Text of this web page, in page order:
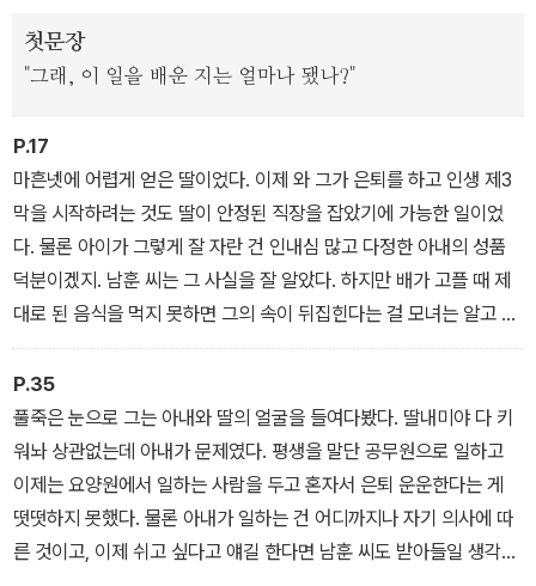
가족에 대한 위로”가 돋보인 작품으로 평가했다.
첫문장
"그래, 이 일을 배운 지는 얼마나 됐나?"
P.17
마흔넷에 어렵게 얻은 딸이었다. 이제 와 그가 은퇴를 하고 인생 제3
막을 시작하려는 것도 딸이 안정된 직장을 잡았기에 가능한 일이었
다. 물론 아이가 그렇게 잘 자란 건 인내심 많고 다정한 아내의 성품
덕분이겠지. 남훈 씨는 그 사실을 잘 알았다. 하지만 배가 고플 때 제
대로 된 음식을 먹지 못하면 그의 속이 뒤집힌다는 걸 모녀는 알고 있
었다. 남훈 씨의 뱃속에서 불길이 치솟았다. ‘지금도 이런 식인데, 은
퇴하면 얼마나 더 무시를 할까?’
P.35
풀죽은 눈으로 그는 아내와 딸의 얼굴을 들여다봤다. 딸내미야 다 키
워놔 상관없는데 아내가 문제였다. 평생을 말단 공무원으로 일하고
이제는 요양원에서 일하는 사람을 두고 혼자서 은퇴 운운한다는 게
떳떳하지 못했다. 물론 아내가 일하는 건 어디까지나 자기 의사에 따
른 것이고, 이제 쉬고 싶다고 얘길 한다면 남훈 씨도 받아들일 생각이